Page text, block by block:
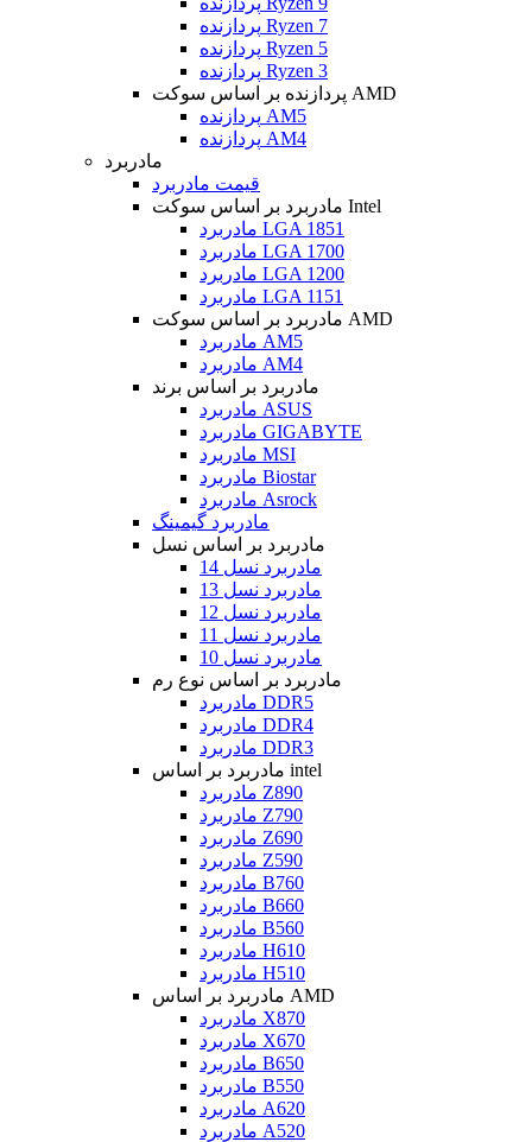
پردازنده Ryzen 7
پردازنده Ryzen 5
پردازنده Ryzen 3
پردازنده بر اساس سوکت AMD
پردازنده AM5
پردازنده AM4
مادربرد
قیمت مادربرد
مادربرد بر اساس سوکت Intel
مادربرد LGA 1851
مادربرد LGA 1700
مادربرد LGA 1200
مادربرد LGA 1151
مادربرد بر اساس سوکت AMD
مادربرد AM5
مادربرد AM4
مادربرد بر اساس برند
مادربرد ASUS
مادربرد GIGABYTE
مادربرد MSI
مادربرد Biostar
مادربرد Asrock
مادربرد گیمینگ
مادربرد بر اساس نسل
مادربرد نسل 14
مادربرد نسل 13
مادربرد نسل 12
مادربرد نسل 11
مادربرد نسل 10
مادربرد بر اساس نوع رم
مادربرد DDR5
مادربرد DDR4
مادربرد DDR3
مادربرد بر اساس intel
مادربرد Z890
مادربرد Z790
مادربرد Z690
مادربرد Z590
مادربرد B760
مادربرد B660
مادربرد B560
مادربرد H610
مادربرد H510
مادربرد بر اساس AMD
مادربرد X870
مادربرد X670
مادربرد B650
مادربرد B550
مادربرد A620
مادربرد A520